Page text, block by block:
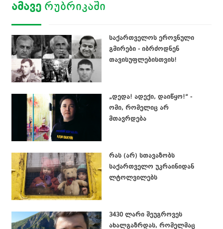
ᲐᲛᲐᲕᲔ ᲠᲣᲑᲠᲘᲙᲐᲨᲘ
საქართველოს ეროვნული
გმირები - იბრძოდნენ
თავისუფლებისთვის!
„დედა! ადექი, დაიწყო!“ -
ომი, რომელიც არ
მთავრდება
რას (არ) სთავაზობს
საქართველო უკრაინიდან
ლტოლვილებს
3430 ლარი შეუგროვეს
ახალგაზრდას, რომელმაც